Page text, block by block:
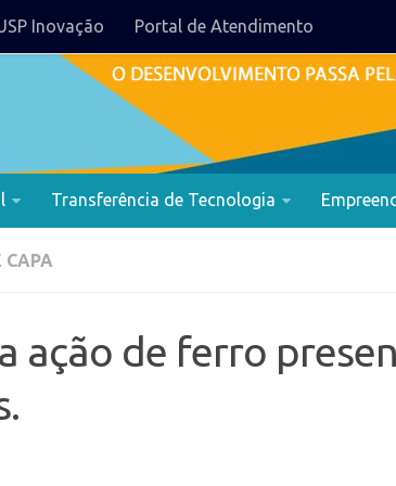
Inovação Portal de Atendimento
Transferência de Tecnologia
CAPA
ação de ferro